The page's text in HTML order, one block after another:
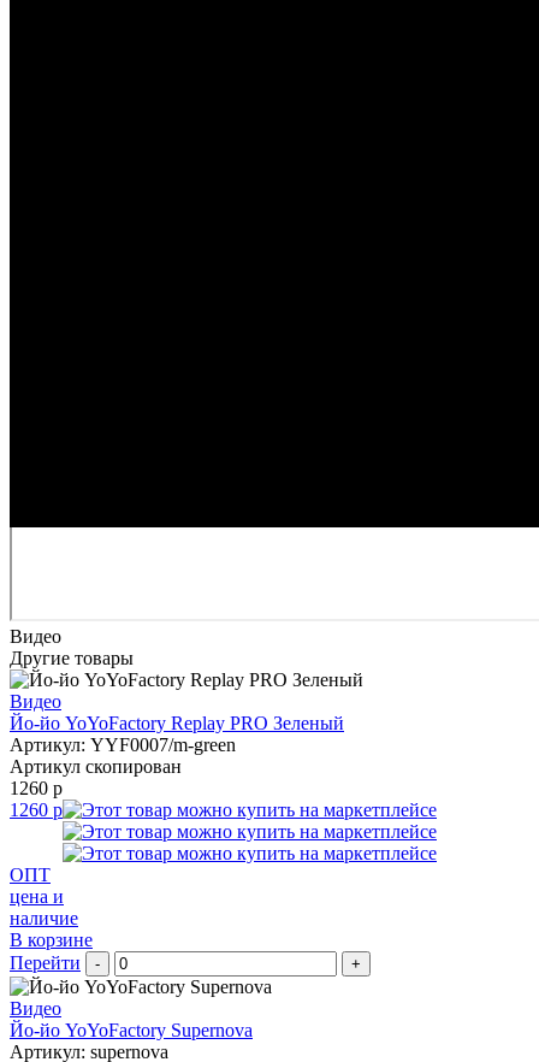
Видео
Другие товары
Видео
Йо-йо YoYoFactory Replay PRO Зеленый
Артикул: YYF0007/m-green
Артикул скопирован
1260 р
1260 р
ОПТ
цена и
наличие
В корзине
Перейти
- +
Видео
Йо-йо YoYoFactory Supernova
Артикул: supernova